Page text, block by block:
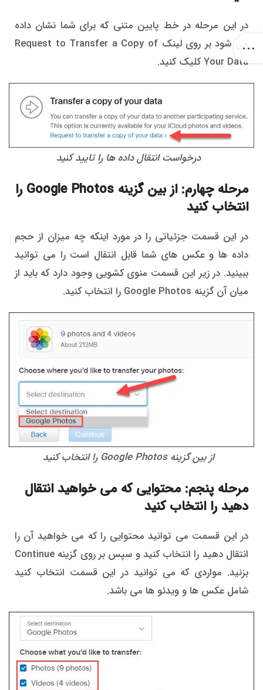
در این مرحله در خط پایین متنی که برای شما نشان داده
می شود بر روی لینک Request to Transfer a Copy of
Your Data کلیک کنید.
درخواست انتقال داده ها را تایید کنید
مرحله چهارم: از بین گزینه Google Photos را
انتخاب کنید
در این قسمت جزئیاتی را در مورد اینکه چه میزان از حجم
داده ها و عکس های شما قابل انتقال است را می توانید
ببینید. در زیر این قسمت منوی کشویی وجود دارد که باید از
میان آن گزینه Google Photos را انتخاب کنید.
از بین گزینه Google Photos را انتخاب کنید
مرحله پنجم: محتوایی که می خواهید انتقال
دهید را انتخاب کنید
در این قسمت می توانید محتوایی را که می خواهید آن را
انتقال دهید را انتخاب کنید و سپس بر روی گزینه Continue
بزنید. مواردی که می توانید در این قسمت انتخاب کنید
شامل عکس ها و ویدئو ها می باشد.